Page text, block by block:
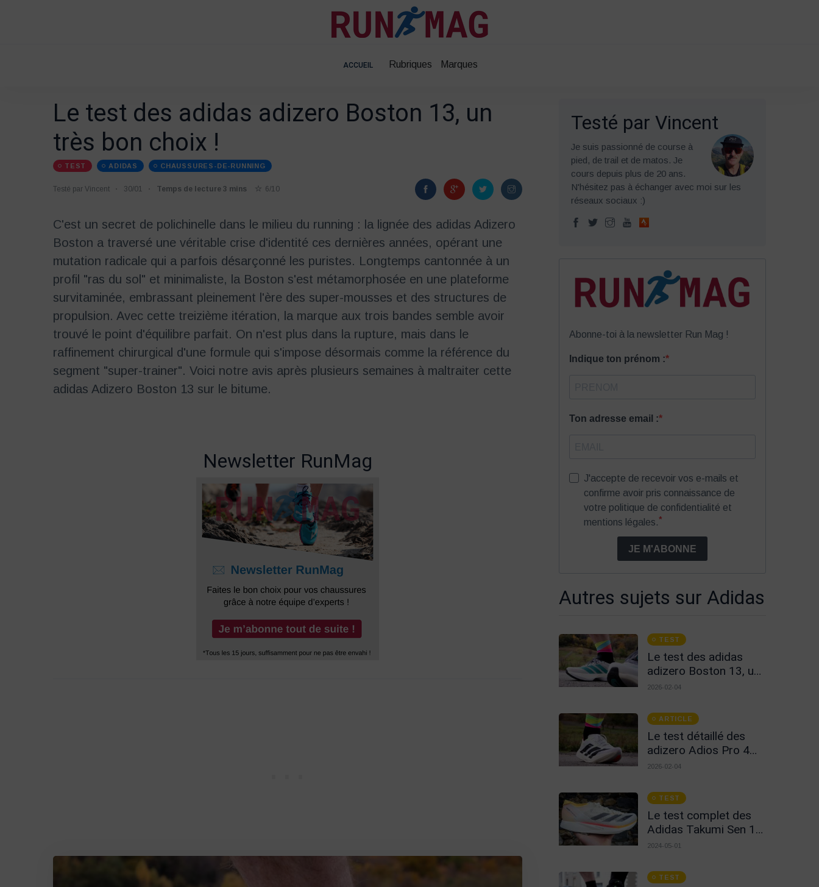
ACCUEIL Rubriques Marques
Le test des adidas adizero Boston 13, un
très bon choix !
TEST ADIDAS CHAUSSURES-DE-RUNNING
Testé par Vincent 30/01 Temps de lecture 3 mins 6/10
C'est un secret de polichinelle dans le milieu du running : la lignée des adidas Adizero
Boston a traversé une véritable crise d'identité ces dernières années, opérant une
mutation radicale qui a parfois désarçonné les puristes. Longtemps cantonnée à un
profil "ras du sol" et minimaliste, la Boston s'est métamorphosée en une plateforme
survitaminée, embrassant pleinement l'ère des super-mousses et des structures de
propulsion. Avec cette treizième itération, la marque aux trois bandes semble avoir
trouvé le point d'équilibre parfait. On n'est plus dans la rupture, mais dans le
raffinement chirurgical d'une formule qui s'impose désormais comme la référence du
segment "super-trainer". Voici notre avis après plusieurs semaines à maltraiter cette
adidas Adizero Boston 13 sur le bitume.
Newsletter RunMag
Testé par Vincent
Je suis passionné de course à
pied, de trail et de matos. Je
cours depuis plus de 20 ans.
N'hésitez pas à échanger avec moi sur les
réseaux sociaux :)
Abonne-toi à la newsletter Run Mag !
Indique ton prénom :
Ton adresse email :
J'accepte de recevoir vos e-mails et
confirme avoir pris connaissance de
votre politique de confidentialité et
mentions légales.*
JE M'ABONNE
Autres sujets sur Adidas
TEST
Le test des adidas
adizero Boston 13, un
très bon choix !
2026-02-04
ARTICLE
Le test détaillé des
adizero Adios Pro 4
d'adidas. La meilleure
2026-02-04
TEST
Le test complet des
Adidas Takumi Sen 10
- Idéales pour la courte
2024-05-01
TEST